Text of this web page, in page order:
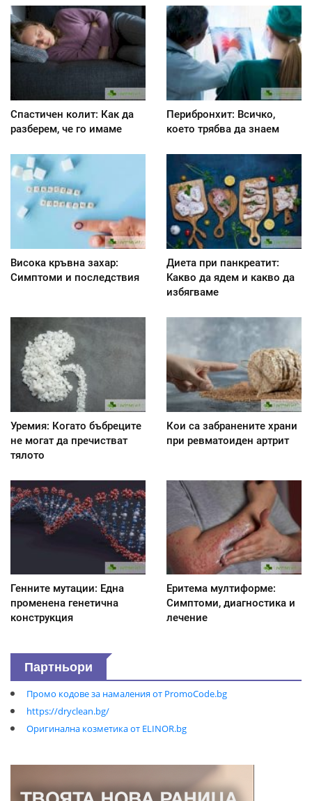
Спастичен колит: Как да
разберем, че го имаме
Перибронхит: Всичко,
което трябва да знаем
Висока кръвна захар:
Симптоми и последствия
Диета при панкреатит:
Kакво да ядем и какво да
избягваме
Уремия: Когато бъбреците
не могат да пречистват
тялото
Кои са забранените храни
при ревматоиден артрит
Генните мутации: Една
променена генетична
конструкция
Еритема мултиформе:
Симптоми, диагностика и
лечение
Партньори
Промо кодове за намаления от PromoCode.bg
https://dryclean.bg/
Оригинална козметика от ELINOR.bg